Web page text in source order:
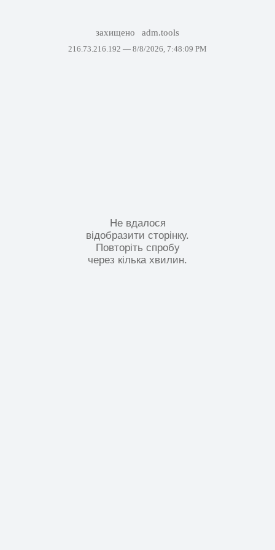
захищено adm.tools
216.73.216.192 — 8/8/2026, 7:48:09 PM
Не вдалося
відобразити сторінку.
Повторіть спробу
через кілька хвилин.